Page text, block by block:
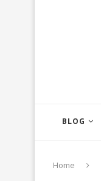
BLOG
Home